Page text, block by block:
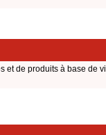
et de produits à base de